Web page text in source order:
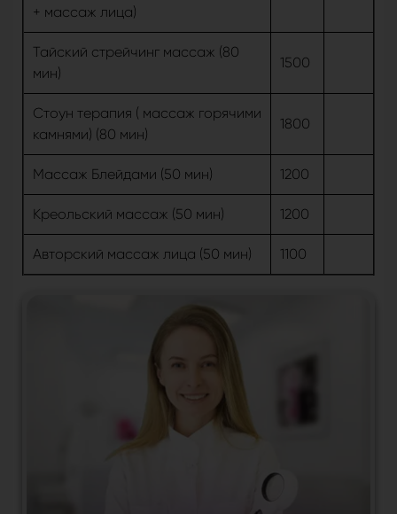
+ массаж лица)
Тайский стрейчинг массаж (80
мин)
1500
Стоун терапия ( массаж горячими
камнями) (80 мин)
1800
Массаж Блейдами (50 мин) 1200
Креольский массаж (50 мин) 1200
Авторский массаж лица (50 мин) 1100